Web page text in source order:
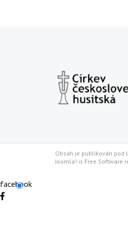
Obsah je publikován pod
Joomla! is Free Software
facebook